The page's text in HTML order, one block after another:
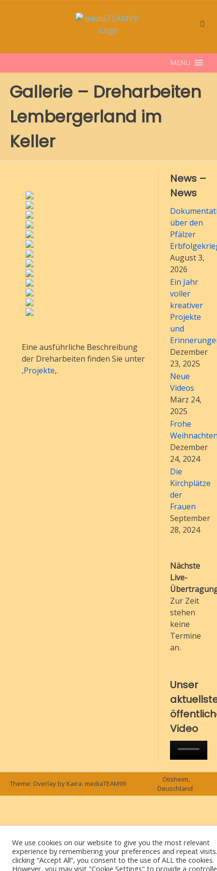
MENU
Gallerie – Dreharbeiten
Lembergerland im
Keller
Eine ausführliche Beschreibung
der Dreharbeiten finden Sie unter
‚Projekte‚.
News –
News
über den
Pfälzer
August 3,
2026
Ein Jahr
voller
kreativer
Projekte
und
Dezember
23, 2025
Neue
Videos
März 24,
2025
Frohe
Dezember
24, 2024
Die
Kirchplätze
der
Frauen
September
28, 2024
Nächste
Live-
Zur Zeit
stehen
keine
Termine
an.
Unser
Video
Theme: Overlay by Kaira. mediaTEAM99
Ötisheim,
Deuschland
We use cookies on our website to give you the most relevant
experience by remembering your preferences and repeat
clicking “Accept All”, you consent to the use of ALL the cookies.
However, you may visit "Cookie Settings" to provide a